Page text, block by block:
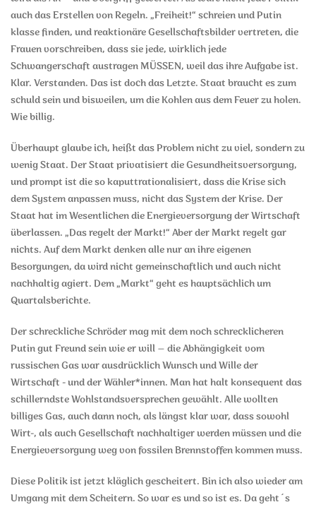
auch das Erstellen von Regeln. „Freiheit!“ schreien und Putin
klasse finden, und reaktionäre Gesellschaftsbilder vertreten, die
Frauen vorschreiben, dass sie jede, wirklich jede
Schwangerschaft austragen MÜSSEN, weil das ihre Aufgabe ist.
Klar. Verstanden. Das ist doch das Letzte. Staat braucht es zum
schuld sein und bisweilen, um die Kohlen aus dem Feuer zu holen.
Wie billig.
Überhaupt glaube ich, heißt das Problem nicht zu viel, sondern zu
wenig Staat. Der Staat privatisiert die Gesundheitsversorgung,
und prompt ist die so kaputtrationalisiert, dass die Krise sich
dem System anpassen muss, nicht das System der Krise. Der
Staat hat im Wesentlichen die Energieversorgung der Wirtschaft
überlassen. „Das regelt der Markt!“ Aber der Markt regelt gar
nichts. Auf dem Markt denken alle nur an ihre eigenen
Besorgungen, da wird nicht gemeinschaftlich und auch nicht
nachhaltig agiert. Dem „Markt“ geht es hauptsächlich um
Quartalsberichte.
Der schreckliche Schröder mag mit dem noch schrecklicheren
Putin gut Freund sein wie er will – die Abhängigkeit vom
russischen Gas war ausdrücklich Wunsch und Wille der
Wirtschaft - und der Wähler*innen. Man hat halt konsequent das
schillerndste Wohlstandsversprechen gewählt. Alle wollten
billiges Gas, auch dann noch, als längst klar war, dass sowohl
Wirt-, als auch Gesellschaft nachhaltiger werden müssen und die
Energieversorgung weg von fossilen Brennstoffen kommen muss.
Diese Politik ist jetzt kläglich gescheitert. Bin ich also wieder am
Umgang mit dem Scheitern. So war es und so ist es. Da geht´s